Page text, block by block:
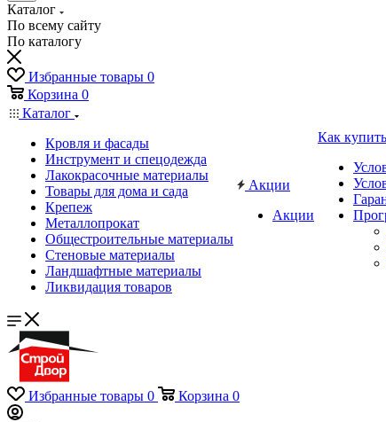
Каталог
По всему сайту
По каталогу
Избранные товары 0
Корзина 0
Каталог
Кровля и фасады
Инструмент и спецодежда
Лакокрасочные материалы
Товары для дома и сада
Крепеж
Металлопрокат
Общестроительные материалы
Стеновые материалы
Ландшафтные материалы
Ликвидация товаров
Акции
Акции
Как купить
Избранные товары 0 Корзина 0